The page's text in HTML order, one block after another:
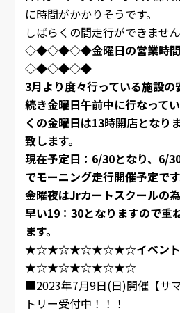
に時間がかかりそうです。
しばらくの間走行ができませ
◇◆◇◆◇◆金曜日の営業時間
◇◆◇◆◇◆
3月より度々行っている施設の
続き金曜日午前中に行なって
くの金曜日は13時開店となり
致します。
現在予定日：6/30となり、6/
でモーニング走行開催予定です
金曜夜はJrカートスクールの
早い19：30となりますので重
ます。
★☆★☆★☆★☆★☆イベント
★☆★☆★☆★☆★☆
■2023年7月9日(日)開催【サ
トリー受付中！！！